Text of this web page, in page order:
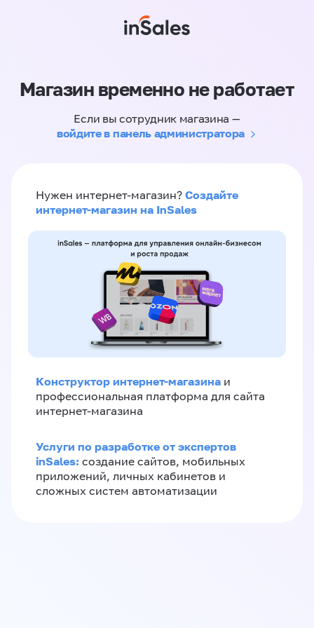
Магазин временно не работает
Если вы сотрудник магазина —
войдите в панель администратора
Нужен интернет-магазин? Создайте
интернет-магазин на InSales
Конструктор интернет-магазина и
профессиональная платформа для сайта
интернет-магазина
Услуги по разработке от экспертов
inSales: создание сайтов, мобильных
приложений, личных кабинетов и
сложных систем автоматизации